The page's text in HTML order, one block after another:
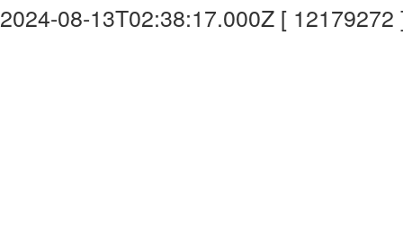
2024-08-13T02:38:17.000Z [ 12179272